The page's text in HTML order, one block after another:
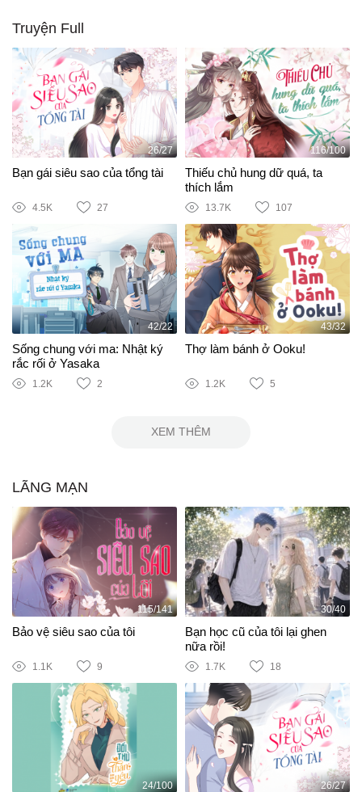
Truyện Full
26/27
Bạn gái siêu sao của tổng tài
4.5K 27
116/100
Thiếu chủ hung dữ quá, ta
thích lắm
13.7K 107
42/22
Sống chung với ma: Nhật ký
rắc rối ở Yasaka
1.2K 2
43/32
Thợ làm bánh ở Ooku!
1.2K 5
XEM THÊM
LÃNG MẠN
115/141
Bảo vệ siêu sao của tôi
1.1K 9
30/40
Bạn học cũ của tôi lại ghen
nữa rồi!
1.7K 18
24/100 26/27